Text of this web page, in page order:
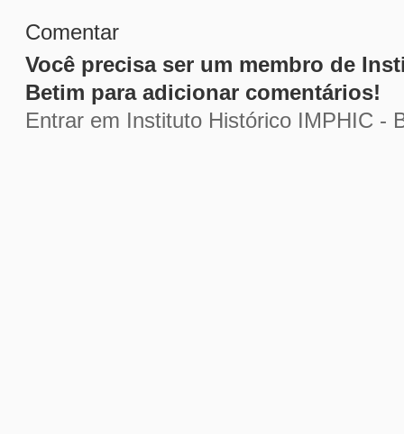
Comentar
Você precisa ser um membro de
Betim para adicionar comentários!
Entrar em Instituto Histórico IMPHIC -